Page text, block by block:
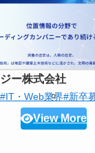
ー株式会社
#IT・Web業界#新卒
View More